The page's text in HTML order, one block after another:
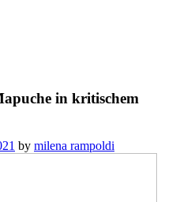
in kritischem
by milena rampoldi